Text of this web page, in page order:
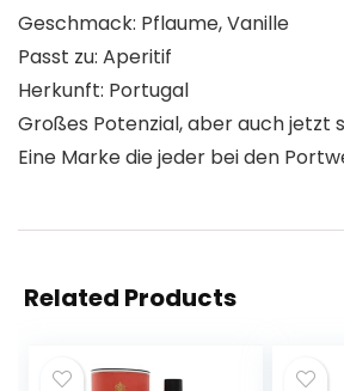
Geschmack: Pflaume, Vanille
Passt zu: Aperitif
Herkunft: Portugal
Großes Potenzial, aber auch jetzt
Eine Marke die jeder bei den
Related Products